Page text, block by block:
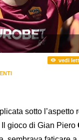
vedi
sotto
gioco di Gian Piero